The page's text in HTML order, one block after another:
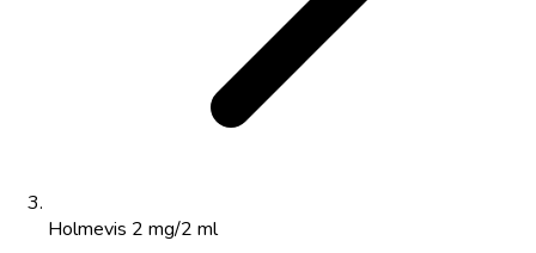
Holmevis 2 mg/2 ml